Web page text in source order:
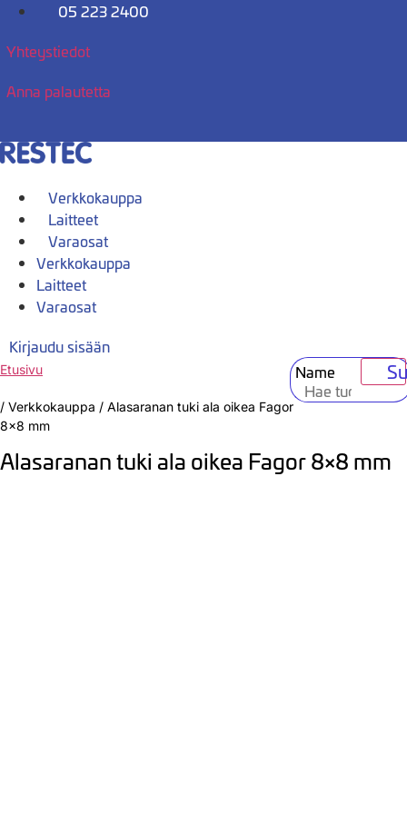
Mene
05 223 2400
Yhteystiedot
Anna palautetta
Verkkokauppa
Laitteet
Varaosat
Verkkokauppa
Laitteet
Varaosat
Kirjaudu sisään
Name
Etusivu
/ Verkkokauppa / Alasaranan tuki ala oikea Fagor
8×8 mm
Alasaranan tuki ala oikea Fagor 8×8 mm